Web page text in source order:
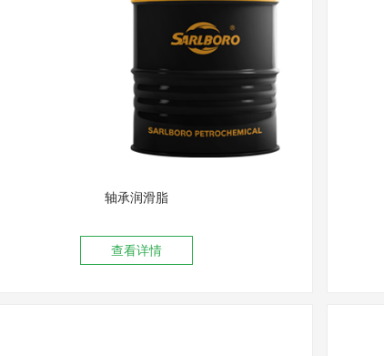
轴承润滑脂
查看详情